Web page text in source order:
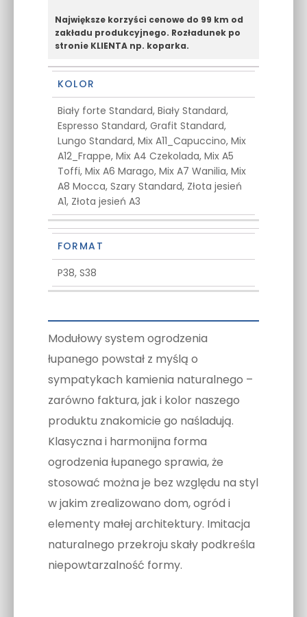
Największe korzyści cenowe do 99 km od
zakładu produkcyjnego. Rozładunek po
stronie KLIENTA np. koparka.
KOLOR
Biały forte Standard, Biały Standard,
Espresso Standard, Grafit Standard,
Lungo Standard, Mix A11_Capuccino, Mix
A12_Frappe, Mix A4 Czekolada, Mix A5
Toffi, Mix A6 Marago, Mix A7 Wanilia, Mix
A8 Mocca, Szary Standard, Złota jesień
A1, Złota jesień A3
FORMAT
P38, S38
Modułowy system ogrodzenia
łupanego powstał z myślą o
sympatykach kamienia naturalnego –
zarówno faktura, jak i kolor naszego
produktu znakomicie go naśladują.
Klasyczna i harmonijna forma
ogrodzenia łupanego sprawia, że
stosować można je bez względu na styl
w jakim zrealizowano dom, ogród i
elementy małej architektury. Imitacja
naturalnego przekroju skały podkreśla
niepowtarzalność formy.